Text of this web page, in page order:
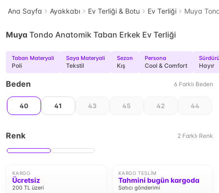
Ana Sayfa Ayakkabı Ev Terliği & Botu Ev Terliği Muya
Muya Tondo Anatomik Taban Erkek Ev Terliği
Taban Materyali
Poli
Saya Materyali
Tekstil
Sezon
Kış
Persona
Cool & Comfort Hayır
Beden 6 Farklı Beden
40 41 43 45 42 44
Renk 2 Farklı Renk
KARGO
Ücretsiz
200 TL üzeri
KARGO TESLIM
Tahmini bugün kargoda
Satıcı gönderimi